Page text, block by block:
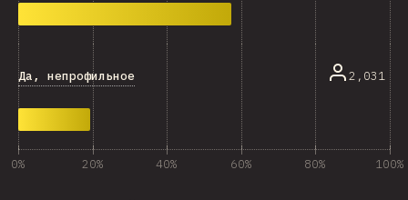
Да, непрофильное 2,031
0% 20% 40% 60% 80% 100%